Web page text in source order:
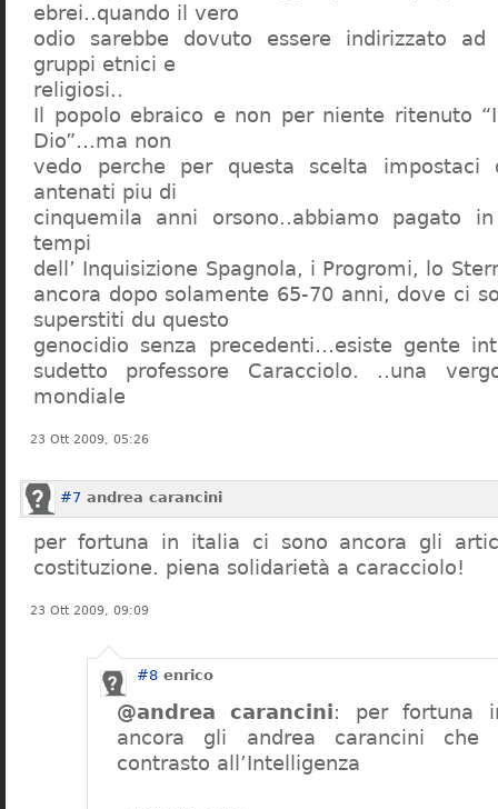
ebrei..quando il vero
odio sarebbe dovuto essere indirizzato
gruppi etnici e
religiosi..
Il popolo ebraico e non per niente ritenuto
Dio”…ma non
vedo perche per questa scelta
antenati piu di
cinquemila anni orsono..abbiamo pagato
tempi
dell’ Inquisizione Spagnola, i Progromi, lo
ancora dopo solamente 65-70 anni, dove ci
superstiti du questo
genocidio senza precedenti…esiste gente
sudetto professore Caracciolo. ..una
mondiale
23 Ott 2009, 05:26
#7 andrea carancini
per fortuna in italia ci sono ancora gli
costituzione. piena solidarietà a caracciolo!
23 Ott 2009, 09:09
#8 enrico
@andrea carancini: per fortuna
ancora gli andrea carancini
contrasto all’Intelligenza